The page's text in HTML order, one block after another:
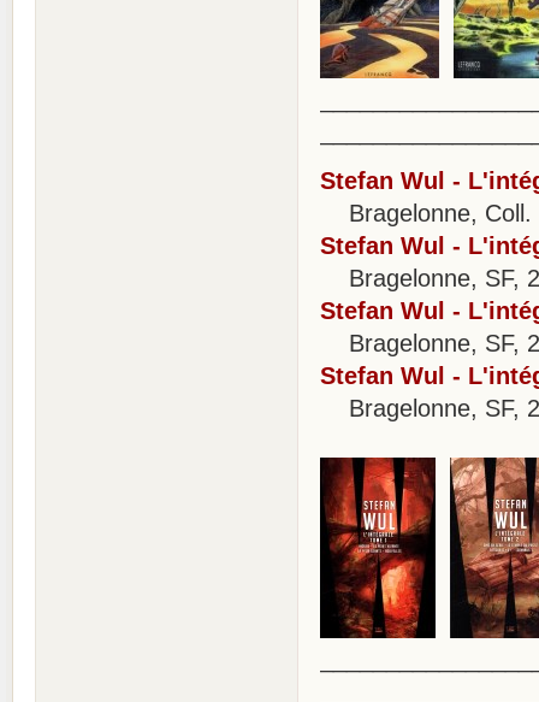
Stefan Wul -
Bragelonne, Coll.
Stefan Wul -
Bragelonne, SF,
Stefan Wul -
Bragelonne, SF,
Stefan Wul -
Bragelonne, SF,